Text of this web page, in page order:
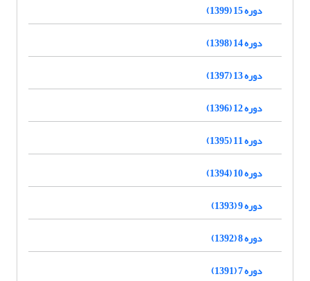
دوره 15 (1399)
دوره 14 (1398)
دوره 13 (1397)
دوره 12 (1396)
دوره 11 (1395)
دوره 10 (1394)
دوره 9 (1393)
دوره 8 (1392)
دوره 7 (1391)